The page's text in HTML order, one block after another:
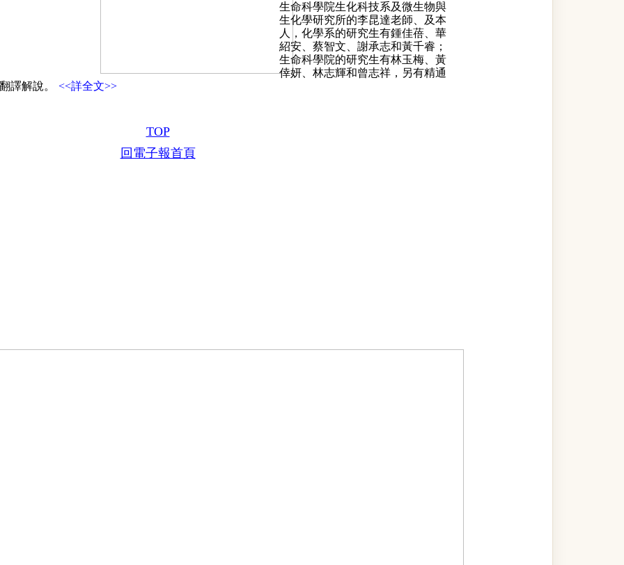
生命科學院生化科技系及微生物與
生化學研究所的李昆達老師、及本
人，化學系的研究生有鍾佳蓓、華
紹安、蔡智文、謝承志和黃千睿；
生命科學院的研究生有林玉梅、黃
倖妍、林志輝和曾志祥，另有精通
譯解說。 <<詳全文>>
TOP
回電子報首頁